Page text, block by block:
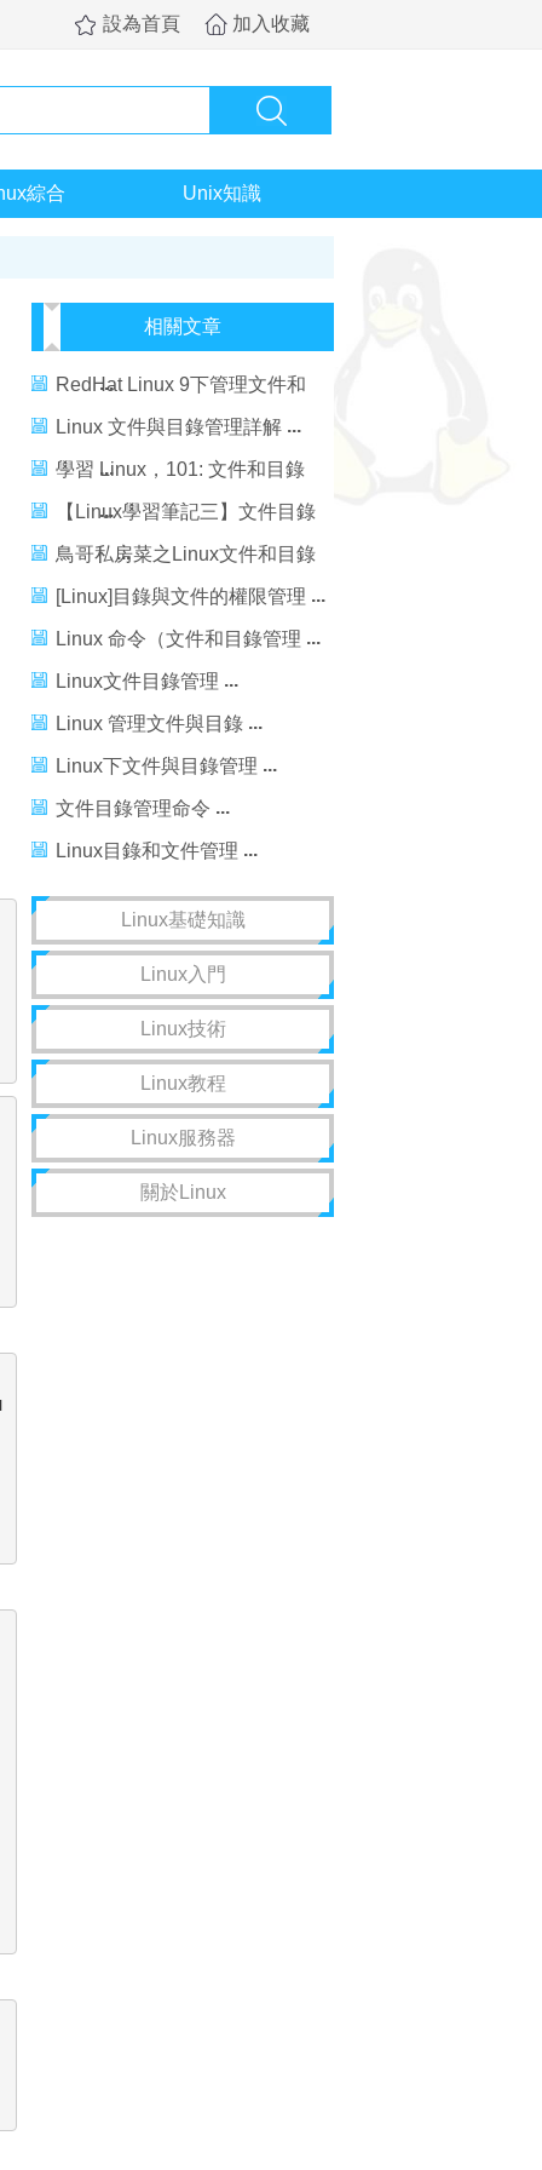
設為首頁 加入收藏
綜合 Unix知識
相關文章
RedHat Linux 9下管理文件和
目錄
Linux 文件與目錄管理詳解
學習 Linux，101: 文件和目錄
管理
【Linux學習筆記三】文件目錄
管理
鳥哥私房菜之Linux文件和目錄
管理-4
[Linux]目錄與文件的權限管理
Linux 命令（文件和目錄管理
Linux文件目錄管理
Linux 管理文件與目錄
Linux下文件與目錄管理
文件目錄管理命令
Linux目錄和文件管理
Linux基礎知識
Linux入門
Linux技術
Linux教程
Linux服務器
關於Linux